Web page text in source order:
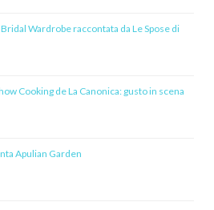
Wardrobe raccontata da Le Spose di
Cooking de La Canonica: gusto in scena
Apulian Garden